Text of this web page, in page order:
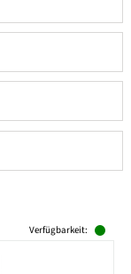
Verfügbarkeit: